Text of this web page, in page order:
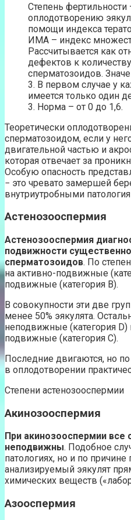
Степень фертильности
оплодотворению
помощи индекса
ИМА – индекс
Рассчитывается как
дефектов к
сперматозоидов.
3. В первом случае у
имеется только один
3. Норма – от 0 до 1,6.
Теоретически
сперматозоидом, если у
двигательной частью и
которая отвечает за
Особую опасность
− это чревато замершей
внутриутробными
Астенозооспермия
Астенозооспермия
подвижности
сперматозоидов. По
на активно-подвижные
подвижные (категория В).
В совокупности эти две
менее 50% эякулята.
неподвижные (категория D)
подвижные (категория С).
Последние двигаются, но по
в оплодотворении
Степени астенозооспермии
Акинозооспермия
При акинозооспермии
неподвижны. Подобное
патологиях, но и по причине
анализируемый эякулят
химических веществ
Азооспермия